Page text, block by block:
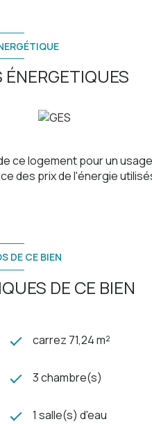
ce logement pour un
des prix de l'énergie
DE CE BIEN
DE CE BIEN
carrez 71,24 m²
3 chambre(s)
1 salle(s) d'eau